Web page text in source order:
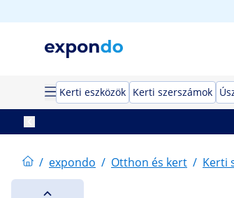
Kerti eszközök Kerti szerszámok
/ expondo / Otthon és kert / Kerti